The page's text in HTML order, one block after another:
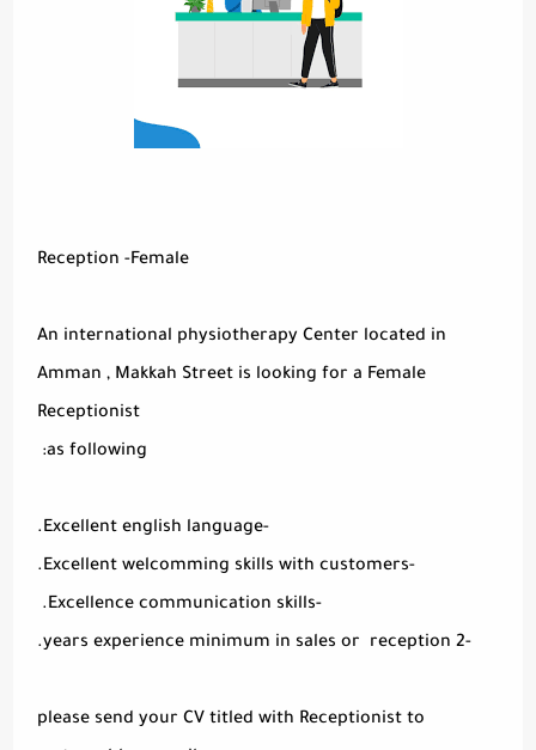
Reception -Female
An international physiotherapy Center located in
Amman , Makkah Street is looking for a Female
Receptionist
as following:
-Excellent english language.
-Excellent welcomming skills with customers.
-Excellence communication skills.
-2 years experience minimum in sales or reception.
please send your CV titled with Receptionist to